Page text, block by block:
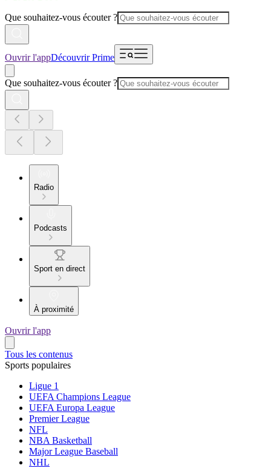
Que souhaitez-vous écouter ?
Ouvrir l'appDécouvrir Prime
Que souhaitez-vous écouter ?
Radio
Podcasts
Sport en direct
À proximité
Ouvrir l'app
Tous les contenus
Sports populaires
Ligue 1
UEFA Champions League
UEFA Europa League
Premier League
NFL
NBA Basketball
Major League Baseball
NHL